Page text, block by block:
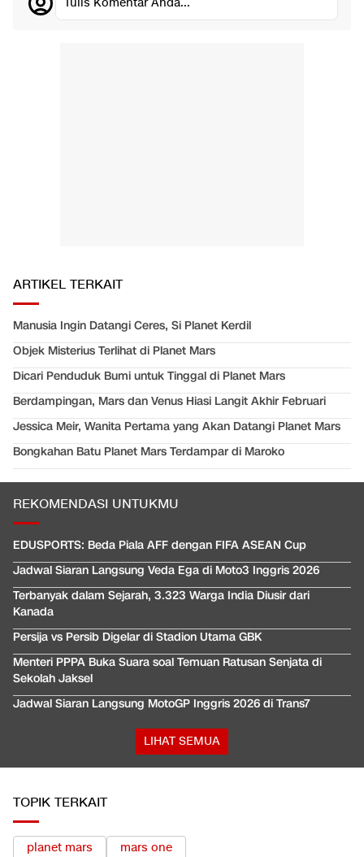
Tulis Komentar Anda...
ARTIKEL TERKAIT
Manusia Ingin Datangi Ceres, Si Planet Kerdil
Objek Misterius Terlihat di Planet Mars
Dicari Penduduk Bumi untuk Tinggal di Planet Mars
Berdampingan, Mars dan Venus Hiasi Langit Akhir Februari
Jessica Meir, Wanita Pertama yang Akan Datangi Planet Mars
Bongkahan Batu Planet Mars Terdampar di Maroko
REKOMENDASI UNTUKMU
EDUSPORTS: Beda Piala AFF dengan FIFA ASEAN Cup
Jadwal Siaran Langsung Veda Ega di Moto3 Inggris 2026
Terbanyak dalam Sejarah, 3.323 Warga India Diusir dari
Kanada
Persija vs Persib Digelar di Stadion Utama GBK
Menteri PPPA Buka Suara soal Temuan Ratusan Senjata di
Sekolah Jaksel
Jadwal Siaran Langsung MotoGP Inggris 2026 di Trans7
LIHAT SEMUA
TOPIK TERKAIT
planet mars mars one